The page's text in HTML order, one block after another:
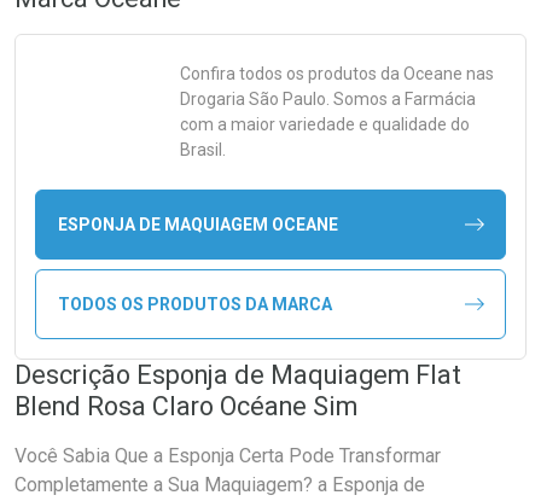
Confira todos os produtos da Oceane nas
Drogaria São Paulo. Somos a Farmácia
com a maior variedade e qualidade do
Brasil.
ESPONJA DE MAQUIAGEM OCEANE
TODOS OS PRODUTOS DA MARCA
Descrição Esponja de Maquiagem Flat
Blend Rosa Claro Océane Sim
Você Sabia Que a Esponja Certa Pode Transformar
Completamente a Sua Maquiagem? a Esponja de